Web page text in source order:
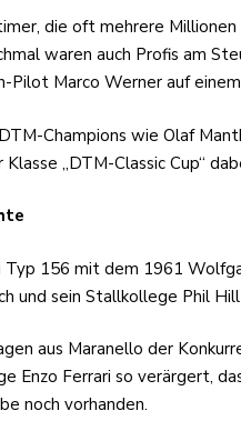
die oft mehrere
waren auch Profis am
Marco Werner auf
Champions wie Olaf
„DTM-Classic Cup“
156 mit dem 1961
und sein Stallkollege Phil
aus Maranello der
Enzo Ferrari so verärgert,
noch vorhanden.